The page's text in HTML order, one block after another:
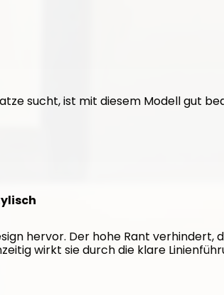
sucht, ist mit diesem Modell gut
hervor. Der hohe Rant verhindert,
wirkt sie durch die klare